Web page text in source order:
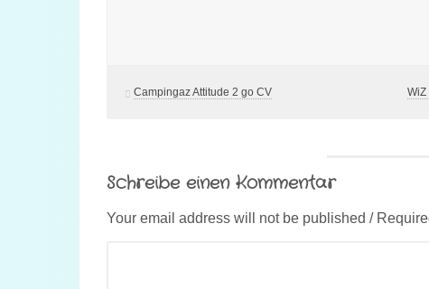
Campingaz Attitude 2 go CV WiZ
Schreibe einen Kommentar
Your email address will not be published /